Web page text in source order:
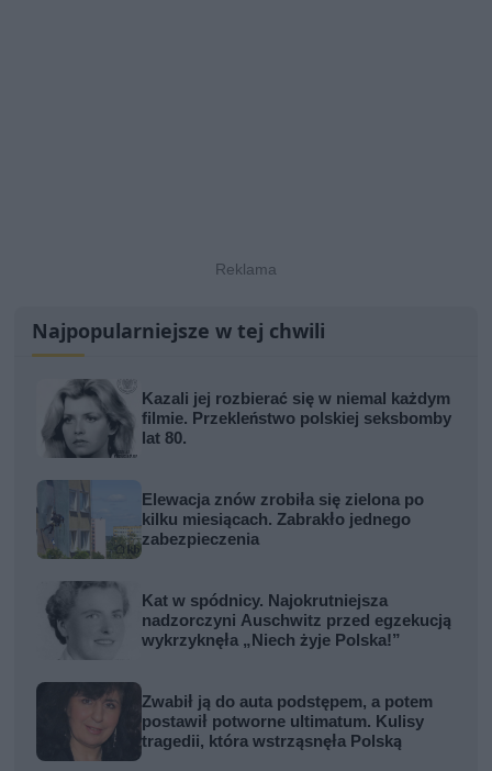
Najpopularniejsze w tej chwili
Kazali jej rozbierać się w niemal każdym
filmie. Przekleństwo polskiej seksbomby
lat 80.
Elewacja znów zrobiła się zielona po
kilku miesiącach. Zabrakło jednego
zabezpieczenia
Kat w spódnicy. Najokrutniejsza
nadzorczyni Auschwitz przed egzekucją
wykrzyknęła „Niech żyje Polska!”
Zwabił ją do auta podstępem, a potem
postawił potworne ultimatum. Kulisy
tragedii, która wstrząsnęła Polską